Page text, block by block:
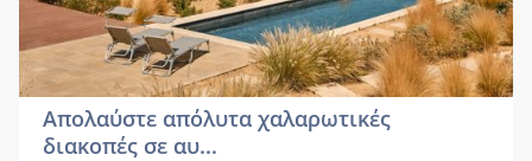
Απολαύστε απόλυτα χαλαρωτικές
διακοπές σε αυ...